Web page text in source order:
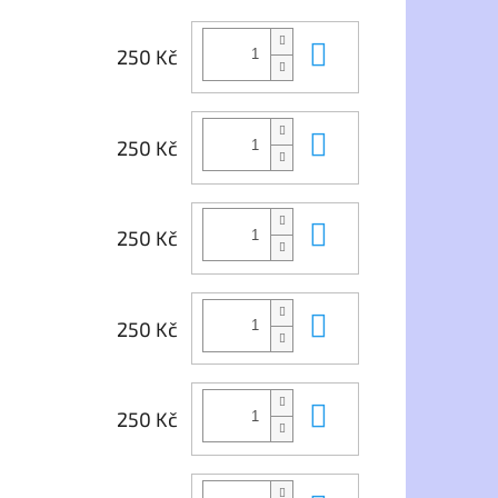
se dají nosit s
Bio fleece šaty,
250 Kč
250 Kč
250 Kč
250 Kč
250 Kč